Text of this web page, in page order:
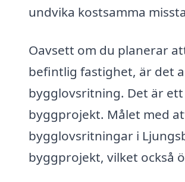
undvika kostsamma
Oavsett om du planerar
befintlig fastighet, är det
bygglovsritning. Det är
byggprojekt. Målet med
bygglovsritningar i
byggprojekt, vilket också